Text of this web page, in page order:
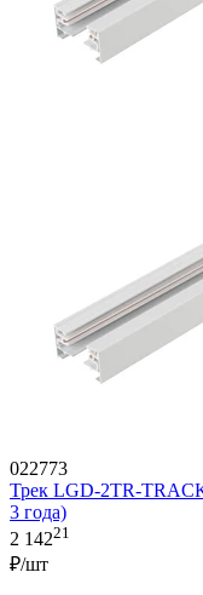
022773
Трек LGD-2TR-
3 года)
2 14221
₽/шт